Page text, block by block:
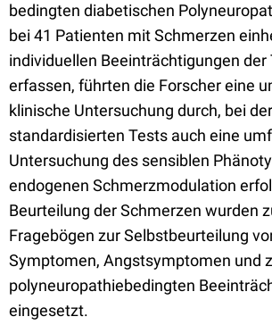
bedingten diabetischen
bei 41 Patienten mit Schmerzen
individuellen Beeinträchtigungen der
erfassen, führten die Forscher eine
klinische Untersuchung durch, bei
standardisierten Tests auch eine
Untersuchung des sensiblen
endogenen Schmerzmodulation
Beurteilung der Schmerzen wurden
Fragebögen zur Selbstbeurteilung
Symptomen, Angstsymptomen und
polyneuropathiebedingten
eingesetzt.